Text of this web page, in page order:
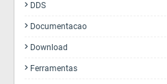
DDS
Documentacao
Download
Ferramentas